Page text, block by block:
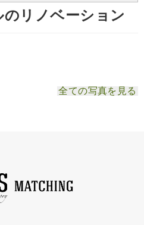
リノベーション
全ての写真を見る